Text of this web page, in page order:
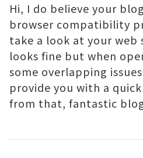
Hi, I do believe your
browser compatibility
take a look at your web
looks fine but when
some overlapping
provide you with a
from that, fantastic